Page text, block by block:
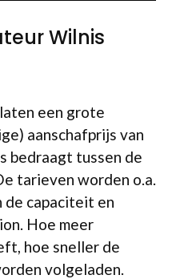
Wilnis
een grote
aanschafprijs van
bedraagt tussen de
tarieven worden o.a.
de capaciteit en
Hoe meer
hoe sneller de
volgeladen.